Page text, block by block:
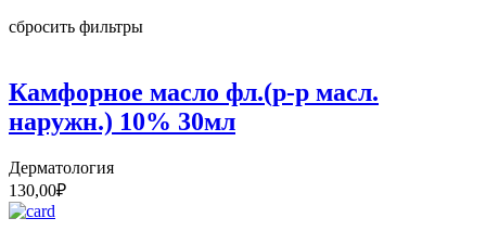
сбросить фильтры
Камфорное масло фл.(р-р масл.
наружн.) 10% 30мл
Дерматология
130,00₽